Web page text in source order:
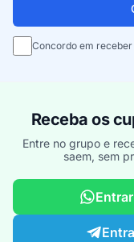
Concordo em
Receba os
Entre no grupo e
saem, sem